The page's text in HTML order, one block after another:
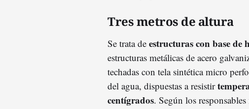
Tres metros de altura
Se trata de estructuras con base
estructuras metálicas de acero
techadas con tela sintética micro
del agua, dispuestas a resistir
centígrados. Según los